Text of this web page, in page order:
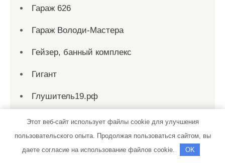
Гараж 626
Гараж Володи-Мастера
Гейзер, банный комплекс
Гигант
Глушитель19.рф
Горбани, баня №10
Горизонт, компания
Этот веб-сайт использует файлы cookie для улучшения
пользовательского опыта. Продолжая пользоваться сайтом, вы
даете согласие на использование файлов cookie.
OK